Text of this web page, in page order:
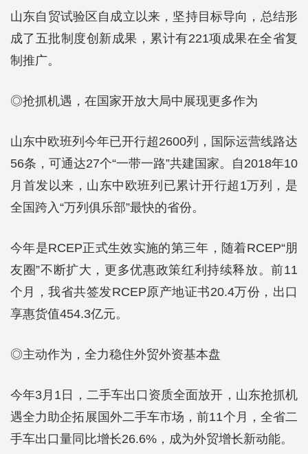
山东自贸试验区自成立以来，坚持目标导向，总结形
成了五批制度创新成果，累计有221项成果在全省复
制推广。
◎抢抓机遇，在国家开放大局中展现更多作为
山东中欧班列今年已开行超2600列，国际运营线路达
56条，可通达27个“一带一路”共建国家。自2018年10
月首发以来，山东中欧班列已累计开行超1万列，是
全国跨入“万列俱乐部”最快的省份。
今年是RCEP正式生效实施的第三年，随着RCEP“朋
友圈”不断扩大，更多优惠政策红利持续释放。前11
个月，我省共签发RCEP原产地证书20.4万份，出口
享惠货值454.3亿元。
◎主动作为，全力稳住外贸外资基本盘
今年3月1日，二手车出口资质全面放开，山东抢抓机
遇全力助企拓展国外二手车市场，前11个月，全省二
手车出口量同比增长26.6%，成为外贸增长新动能。